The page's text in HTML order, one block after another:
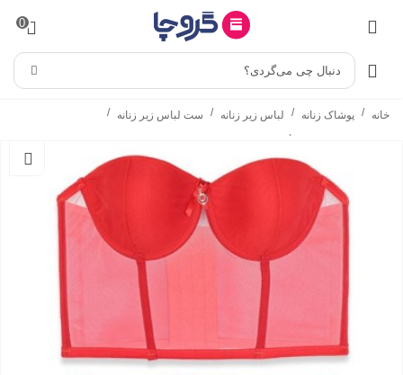
0
دنبال چی می‌گردی؟
خانه / پوشاک زنانه / لباس زیر زنانه / ست لباس زیر زنانه /
/